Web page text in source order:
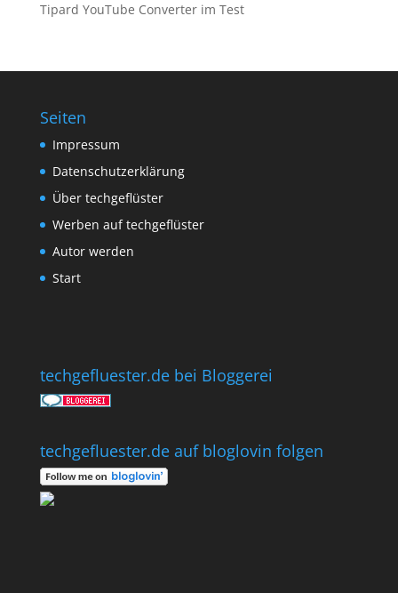
Tipard YouTube Converter im Test
Seiten
Impressum
Datenschutzerklärung
Über techgeflüster
Werben auf techgeflüster
Autor werden
Start
techgefluester.de bei Bloggerei
techgefluester.de auf bloglovin folgen